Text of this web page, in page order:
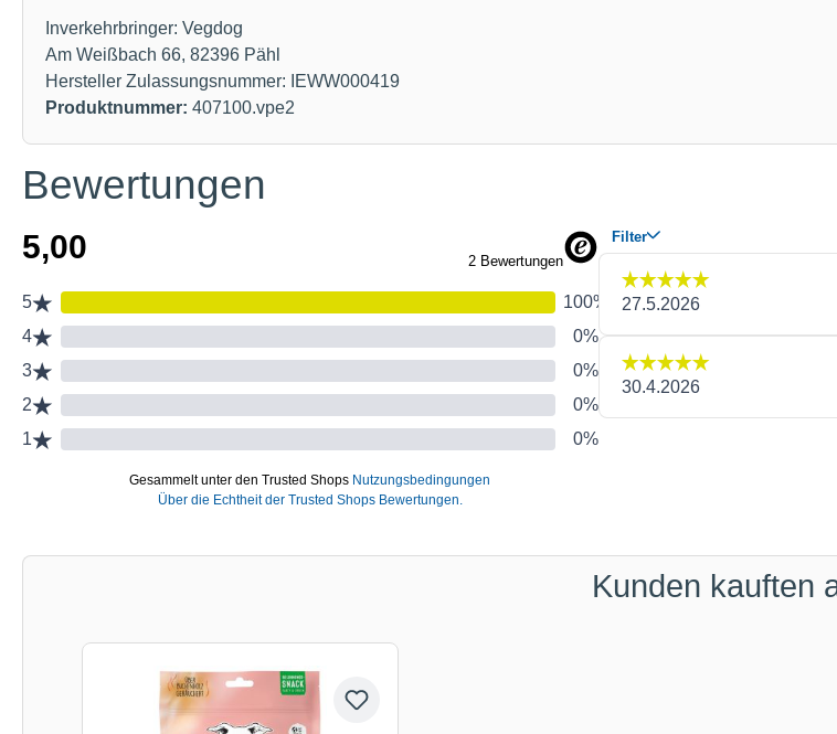
Inverkehrbringer: Vegdog
Am Weißbach 66, 82396 Pähl
Hersteller Zulassungsnummer: IEWW000419
Produktnummer: 407100.vpe2
Bewertungen
Kunden kauften
Produktgalerie überspringen